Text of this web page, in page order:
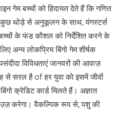
गेम बच्चों को हिदायत देते हैं कि गणित
कुछ थोड़े से अनुकूलन के साथ, यंगस्टर्स
के फंड कौशल को निर्देशित करने के
अन्य लोकप्रिय बिंगो गेम शीर्षक
विविधताएं जानवरों की आवाज़
से सरल है of हर युवा को इसमें जीवों
क्रेडिट कार्ड मिलते हैं। अज्ञात
करेगा। वैकल्पिक रूप से, पशु की